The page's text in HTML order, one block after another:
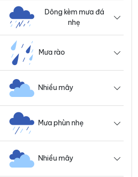
Dông kèm mưa đá
nhẹ
Mưa rào
Nhiều mây
Mưa phùn nhẹ
Nhiều mây